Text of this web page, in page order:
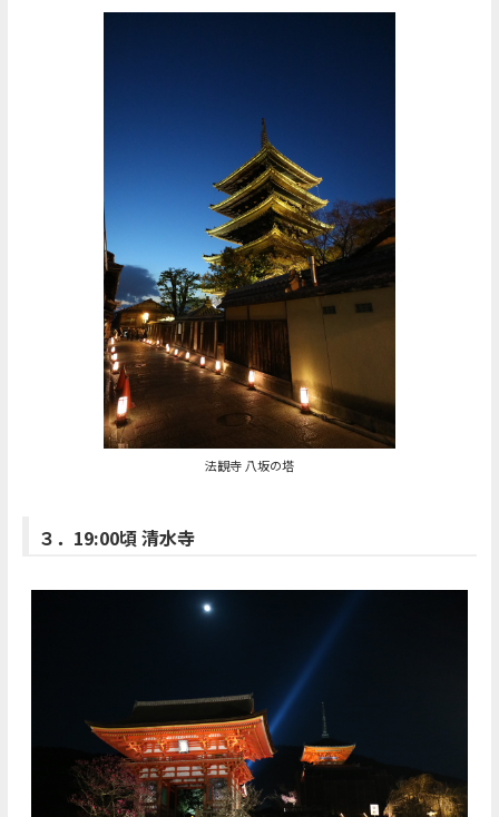
法観寺 八坂の塔
３．19:00頃 清水寺